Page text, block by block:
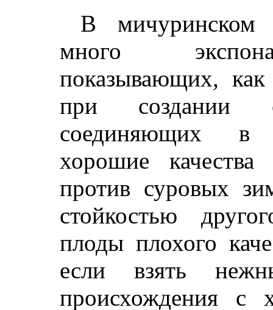
В мичуринском
много
показывающих, как
при создании
соединяющих в
хорошие качества
против суровых
стойкостью
плоды плохого
если взять
происхождения с